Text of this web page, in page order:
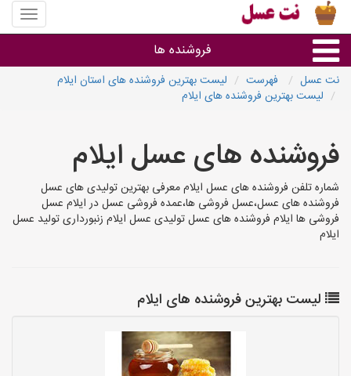
منوی
سایت
عسل
فروشنده ها
گروه ها
نت عسل فهرست
لیست بهترین فروشنده های استان ایلام
لیست بهترین فروشنده های ایلام
فروشنده های عسل ایلام
شماره تلفن فروشنده های عسل ایلام معرفی بهترین تولیدی های عسل
فروشنده های عسل،عسل فروشی ها،عمده فروشی عسل در ایلام عسل
فروشی ها ایلام فروشنده های عسل تولیدی عسل ایلام زنبورداری تولید عسل
ایلام
لیست بهترین فروشنده های ایلام